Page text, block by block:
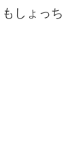
しょっち